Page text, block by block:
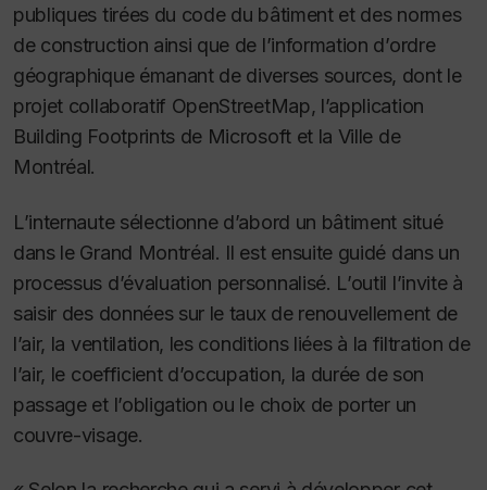
publiques tirées du code du bâtiment et des normes
de construction ainsi que de l’information d’ordre
géographique émanant de diverses sources, dont le
projet collaboratif OpenStreetMap, l’application
Building Footprints de Microsoft et la Ville de
Montréal.
L’internaute sélectionne d’abord un bâtiment situé
dans le Grand Montréal. Il est ensuite guidé dans un
processus d’évaluation personnalisé. L’outil l’invite à
saisir des données sur le taux de renouvellement de
l’air, la ventilation, les conditions liées à la filtration de
l’air, le coefficient d’occupation, la durée de son
passage et l’obligation ou le choix de porter un
couvre-visage.